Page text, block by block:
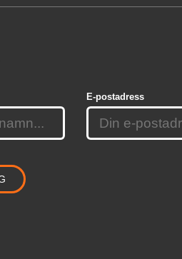
E-postadress